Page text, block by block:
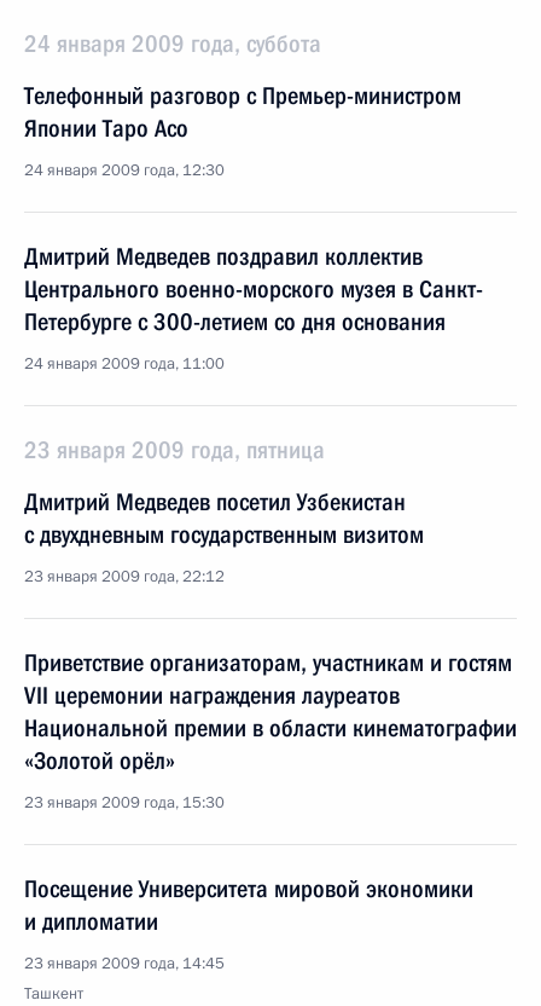
24 января 2009 года, суббота
Телефонный разговор с Премьер-министром
Японии Таро Асо
24 января 2009 года, 12:30
Дмитрий Медведев поздравил коллектив
Центрального военно-морского музея в Санкт-
Петербурге с 300-летием со дня основания
24 января 2009 года, 11:00
23 января 2009 года, пятница
Дмитрий Медведев посетил Узбекистан
с двухдневным государственным визитом
23 января 2009 года, 22:12
Приветствие организаторам, участникам и гостям
VII церемонии награждения лауреатов
Национальной премии в области кинематографии
«Золотой орёл»
23 января 2009 года, 15:30
Посещение Университета мировой экономики
и дипломатии
23 января 2009 года, 14:45
Ташкент